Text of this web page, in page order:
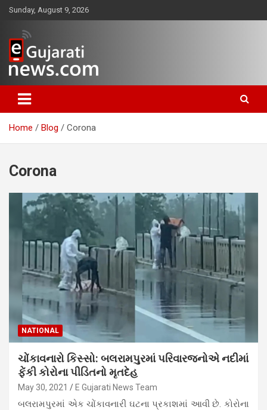
Skip
content
Sunday, August 9, 2026
ગુજરાત તેમજ દેશ-વિદેશના ગુજરાતી
સમાચાર માટેનું વિશ્વસનીય ગુજરાતી
ન્યૂઝ પોર્ટલ
Home Blog Corona
Corona
NATIONAL
ચોંકાવનારો કિસ્સો: બલરામપુરમાં પરિવારજનોએ નદીમાં
ફેંકી કોરોના પીડિતનો મૃતદેહ
May 30, 2021 E Gujarati News Team
બલરામપુરમાં એક ચોંકાવનારી ઘટના પ્રકાશમાં આવી છે. કોરોના